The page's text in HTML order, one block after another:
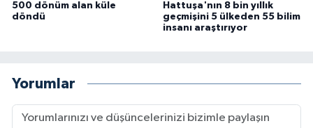
500 dönüm alan küle
döndü
Hattuşa'nın 8 bin yıllık
geçmişini 5 ülkeden 55 bilim
insanı araştırıyor
Yorumlar